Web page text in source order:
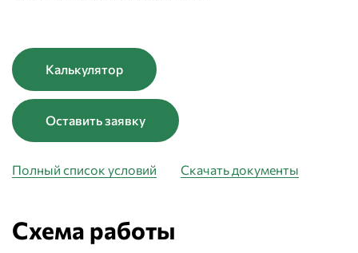
Калькулятор
Оставить заявку
Полный список условий Скачать документы
Схема работы